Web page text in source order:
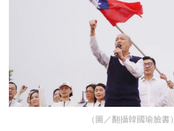
（圖／翻攝韓國瑜臉書）